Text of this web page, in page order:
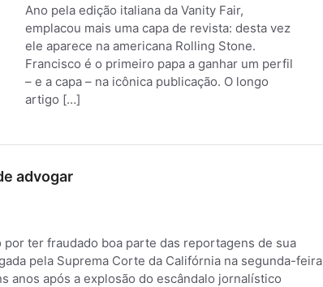
Ano pela edição italiana da Vanity Fair,
emplacou mais uma capa de revista: desta vez
ele aparece na americana Rolling Stone.
Francisco é o primeiro papa a ganhar um perfil
– e a capa – na icônica publicação. O longo
artigo […]
advogar
ter fraudado boa parte das reportagens de sua
pela Suprema Corte da Califórnia na segunda-feira
anos após a explosão do escândalo jornalístico